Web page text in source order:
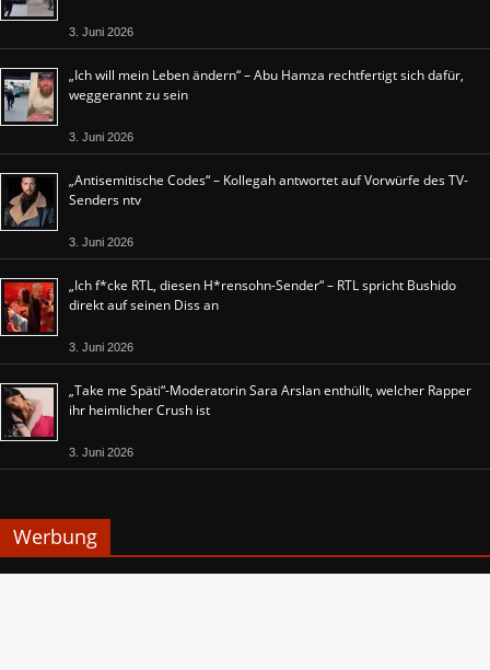
3. Juni 2026
„Ich will mein Leben ändern“ – Abu Hamza rechtfertigt sich dafür,
weggerannt zu sein
3. Juni 2026
„Antisemitische Codes“ – Kollegah antwortet auf Vorwürfe des TV-
Senders ntv
3. Juni 2026
„Ich f*cke RTL, diesen H*rensohn-Sender“ – RTL spricht Bushido
direkt auf seinen Diss an
3. Juni 2026
„Take me Späti“-Moderatorin Sara Arslan enthüllt, welcher Rapper
ihr heimlicher Crush ist
3. Juni 2026
Werbung